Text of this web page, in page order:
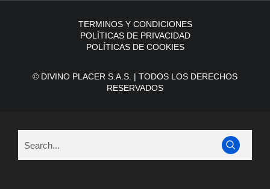
© DIVINO PLACER S.A.S. | TODOS LOS DERECHOS
RESERVADOS
TERMINOS Y CONDICIONES
POLÍTICAS DE PRIVACIDAD
POLÍTICAS DE COOKIES